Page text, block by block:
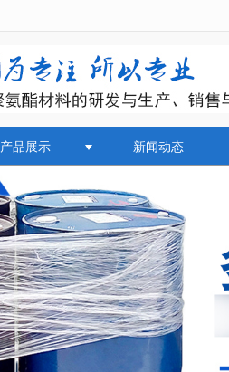
产品展示 新闻动态